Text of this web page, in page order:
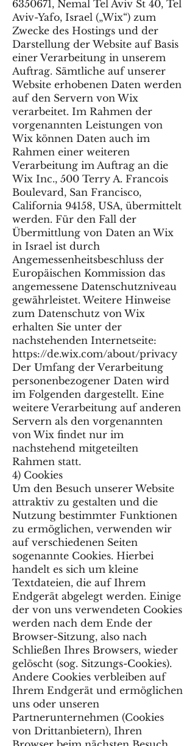
6350671, Nemal Tel Aviv St 40, Tel
Aviv-Yafo, Israel („Wix“) zum
Zwecke des Hostings und der
Darstellung der Website auf Basis
einer Verarbeitung in unserem
Auftrag. Sämtliche auf unserer
Website erhobenen Daten werden
auf den Servern von Wix
verarbeitet. Im Rahmen der
vorgenannten Leistungen von
Wix können Daten auch im
Rahmen einer weiteren
Verarbeitung im Auftrag an die
Wix Inc., 500 Terry A. Francois
Boulevard, San Francisco,
California 94158, USA, übermittelt
werden. Für den Fall der
Übermittlung von Daten an Wix
in Israel ist durch
Angemessenheitsbeschluss der
Europäischen Kommission das
angemessene Datenschutzniveau
gewährleistet. Weitere Hinweise
zum Datenschutz von Wix
erhalten Sie unter der
nachstehenden Internetseite:
https://de.wix.com/about/privacy
Der Umfang der Verarbeitung
personenbezogener Daten wird
im Folgenden dargestellt. Eine
weitere Verarbeitung auf anderen
Servern als den vorgenannten
von Wix findet nur im
nachstehend mitgeteilten
Rahmen statt.
4) Cookies
Um den Besuch unserer Website
attraktiv zu gestalten und die
Nutzung bestimmter Funktionen
zu ermöglichen, verwenden wir
auf verschiedenen Seiten
sogenannte Cookies. Hierbei
handelt es sich um kleine
Textdateien, die auf Ihrem
Endgerät abgelegt werden. Einige
der von uns verwendeten Cookies
werden nach dem Ende der
Browser-Sitzung, also nach
Schließen Ihres Browsers, wieder
gelöscht (sog. Sitzungs-Cookies).
Andere Cookies verbleiben auf
Ihrem Endgerät und ermöglichen
uns oder unseren
Partnerunternehmen (Cookies
von Drittanbietern), Ihren